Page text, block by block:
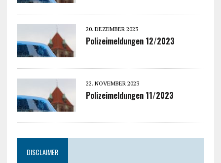
20. DEZEMBER 2023
Polizeimeldungen 12/2023
22. NOVEMBER 2023
Polizeimeldungen 11/2023
DISCLAIMER